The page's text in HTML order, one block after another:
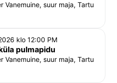
Vanemuine, suur maja, Tartu
klo 12:00 PM
pulmapidu
Vanemuine, suur maja, Tartu